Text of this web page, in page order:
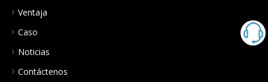
Ventaja
Caso
Noticias
Contáctenos